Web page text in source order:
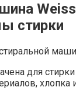
стирки
для
хлопка